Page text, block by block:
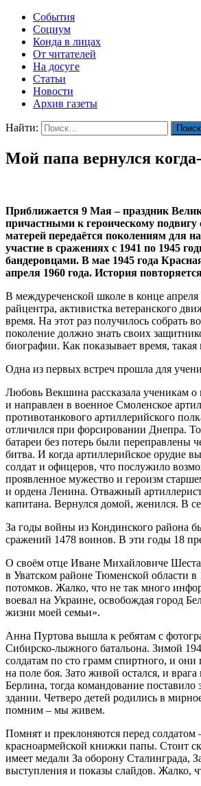
События
Социум
Конда в лицах
От читателей
На досуге
Статьи
Новости
Архив газеты
Найти:
Мой папа вернулся
Приближается 9 Мая – праздник
причастными к героическому
матерей передаётся поколениям для
участие в сражениях с 1941 по 1945
бандеровцами. В мае 1945 года
апреля 1960 года. История
В междуреченской школе в конце
райцентра, активистка ветеранского
время. На этот раз получилось собрать
поколение должно знать своих
биографии. Как показывает время,
Одна из первых встреч прошла для
Любовь Векшина рассказала ученикам
и направлен в военное Смоленское
противотанкового артиллерийского
отличился при форсировании Днепра.
батареи без потерь были переправлены
битва. И когда артиллерийское орудие
солдат и офицеров, что послужило
проявленное мужество и героизм
и ордена Ленина. Отважный
капитана. Вернулся домой, женился. В
За годы войны из Кондинского района
сражений 1478 воинов. В эти годы 18
О своём отце Иване Михайловиче
в Уватском районе Тюменской области
потомков. Жалко, что не так много
воевал на Украине, освобождая город
жизни моей семьи».
Анна Пуртова вышла к ребятам с
Сибирско-лыжного батальона. Зимой
солдатам по сто грамм спиртного, и
на поле боя. Зато живой остался, и
Берлина, тогда командование
здании. Четверо детей родились в
помним – мы живем.
Помнят и преклоняются перед
красноармейской книжки папы. Стоит
имеет медали За оборону Сталинграда,
выступления и показы слайдов. Жалко,